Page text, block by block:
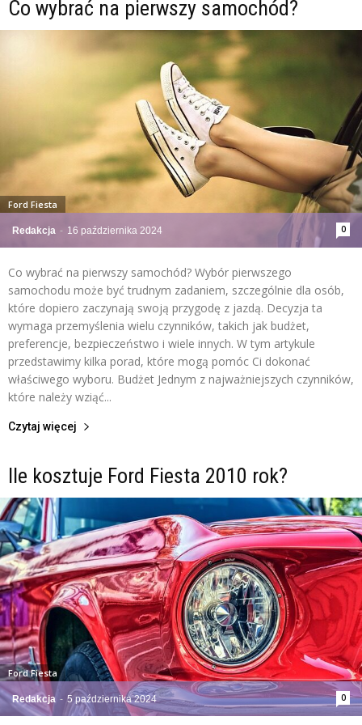
Co wybrać na pierwszy samochód?
Redakcja - 16 października 2024 0
Ford Fiesta
Co wybrać na pierwszy samochód? Wybór pierwszego
samochodu może być trudnym zadaniem, szczególnie dla osób,
które dopiero zaczynają swoją przygodę z jazdą. Decyzja ta
wymaga przemyślenia wielu czynników, takich jak budżet,
preferencje, bezpieczeństwo i wiele innych. W tym artykule
przedstawimy kilka porad, które mogą pomóc Ci dokonać
właściwego wyboru. Budżet Jednym z najważniejszych czynników,
które należy wziąć...
Czytaj więcej
Ile kosztuje Ford Fiesta 2010 rok?
Redakcja - 5 października 2024 0
Ford Fiesta